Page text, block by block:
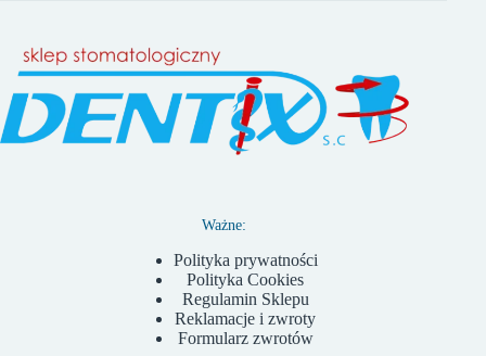
Ważne:
Polityka prywatności
Polityka Cookies
Regulamin Sklepu
Reklamacje i zwroty
Formularz zwrotów